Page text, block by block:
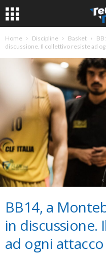
Home Discipline Basket
discussione. Il collettivo resiste ad
BB14, a
in discussione.
ad ogni attacco